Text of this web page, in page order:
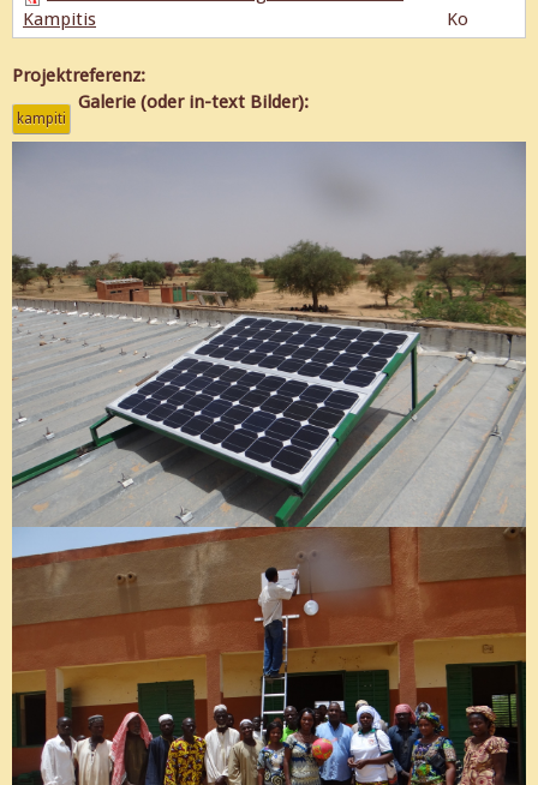
Kampitis
Ko
Projektreferenz:
kampiti
Galerie (oder in-text Bilder):